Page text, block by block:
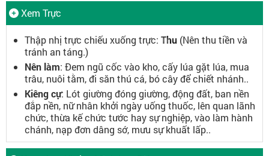
Xem Trực
Thập nhị trực chiếu xuống trực: Thu (Nên thu tiền và
tránh an táng.)
Nên làm: Đem ngũ cốc vào kho, cấy lúa gặt lúa, mua
trâu, nuôi tằm, đi săn thú cá, bó cây để chiết nhánh..
Kiêng cự: Lót giường đóng giường, động đất, ban nền
đắp nền, nữ nhân khởi ngày uống thuốc, lên quan lãnh
chức, thừa kế chức tước hay sự nghiệp, vào làm hành
chánh, nạp đơn dâng sớ, mưu sự khuất lấp..